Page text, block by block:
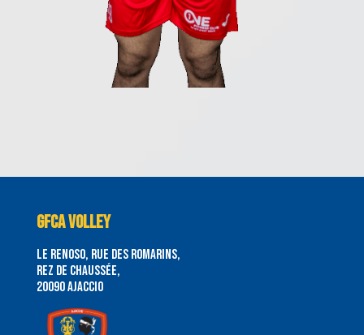
GFCA VOLLEY
le renoso, rue des romarins,
rez de chaussée,
20090 Ajaccio